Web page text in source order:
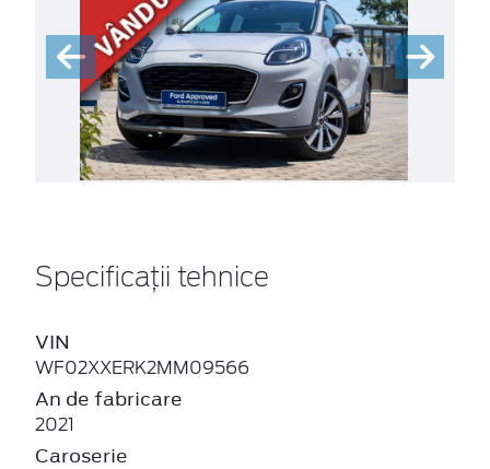
Specificații tehnice
VIN
WF02XXERK2MM09566
An de fabricare
2021
Caroserie